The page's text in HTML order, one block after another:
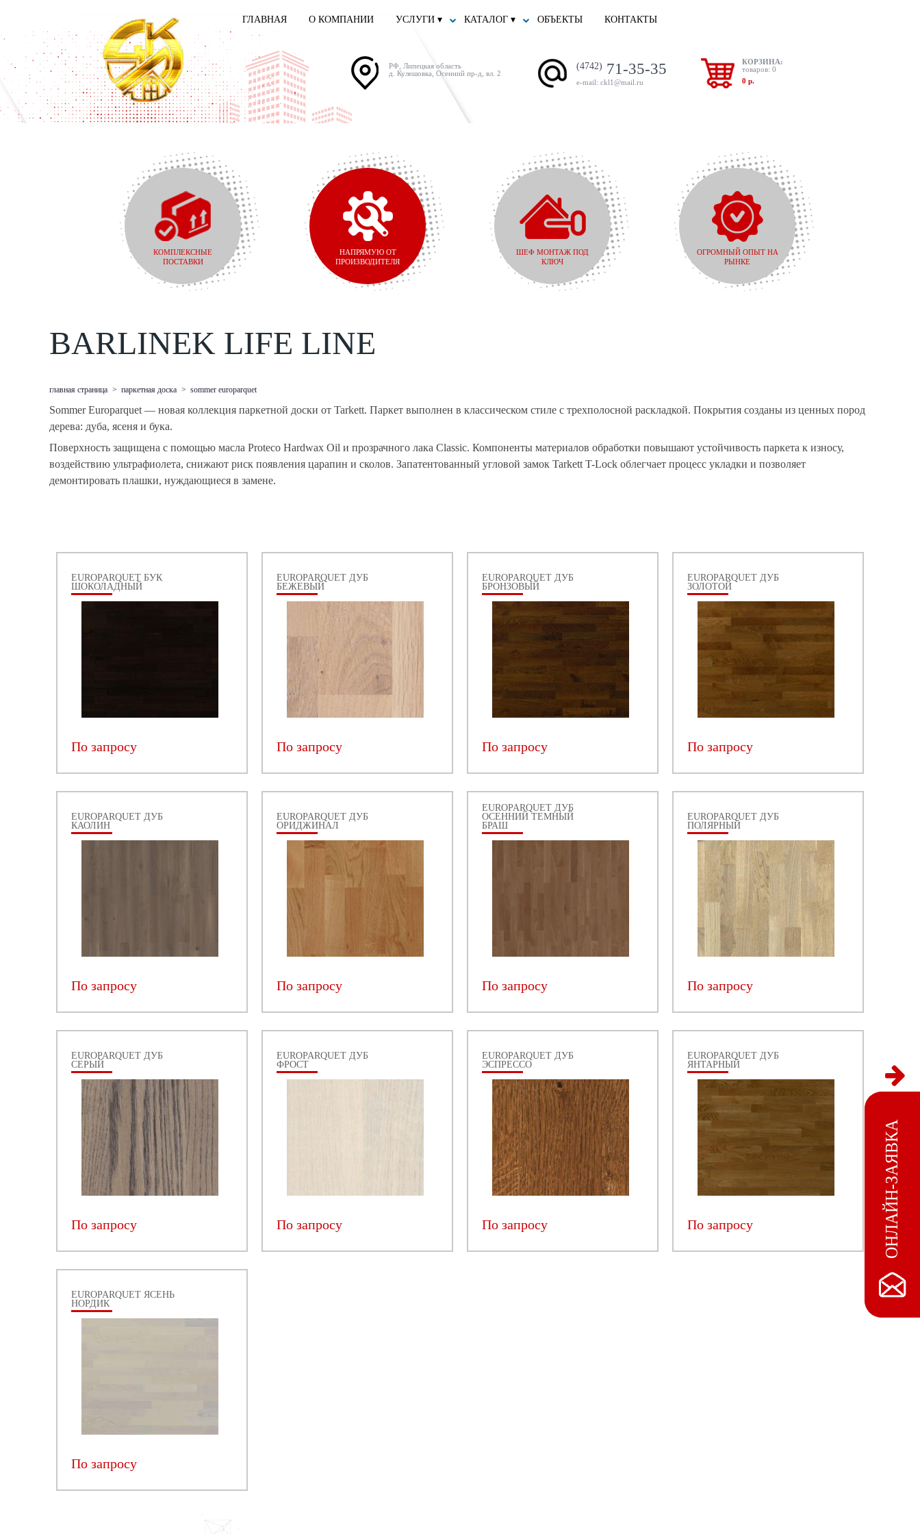
ГЛАВНАЯ О КОМПАНИИ УСЛУГИ ▾ КАТАЛОГ ▾ ОБЪЕКТЫ КОНТАКТЫ
РФ, Липецкая область
д. Кулешовка, Осенний пр-д, вл. 2
(4742) 71-35-35
e-mail: ckl1@mail.ru
КОРЗИНА:
товаров: 0
0 р.
КОМПЛЕКСНЫЕ
ПОСТАВКИ
НАПРЯМУЮ ОТ
ПРОИЗВОДИТЕЛЯ
ШЕФ МОНТАЖ ПОД
КЛЮЧ
ОГРОМНЫЙ ОПЫТ НА
РЫНКЕ
BARLINEK LIFE LINE
главная страница > паркетная доска > sommer europarquet
Sommer Europarquet — новая коллекция паркетной доски от Tarkett. Паркет выполнен в классическом стиле с трехполосной раскладкой. Покрытия созданы из ценных пород
дерева: дуба, ясеня и бука.
Поверхность защищена с помощью масла Proteco Hardwax Oil и прозрачного лака Classic. Компоненты материалов обработки повышают устойчивость паркета к износу,
воздействию ультрафиолета, снижают риск появления царапин и сколов. Запатентованный угловой замок Tarkett T-Lock облегчает процесс укладки и позволяет
демонтировать плашки, нуждающиеся в замене.
EUROPARQUET БУК
ШОКОЛАДНЫЙ
По запросу
EUROPARQUET ДУБ
БЕЖЕВЫЙ
По запросу
EUROPARQUET ДУБ
БРОНЗОВЫЙ
По запросу
EUROPARQUET ДУБ
ЗОЛОТОЙ
По запросу
EUROPARQUET ДУБ
КАОЛИН
По запросу
EUROPARQUET ДУБ
ОРИДЖИНАЛ
По запросу
EUROPARQUET ДУБ
ОСЕННИЙ ТЕМНЫЙ
БРАШ
По запросу
EUROPARQUET ДУБ
ПОЛЯРНЫЙ
По запросу
EUROPARQUET ДУБ
СЕРЫЙ
По запросу
EUROPARQUET ДУБ
ФРОСТ
По запросу
EUROPARQUET ДУБ
ЭСПРЕССО
По запросу
EUROPARQUET ДУБ
ЯНТАРНЫЙ
По запросу
EUROPARQUET ЯСЕНЬ
НОРДИК
По запросу
ОНЛАЙН-ЗАЯВКА